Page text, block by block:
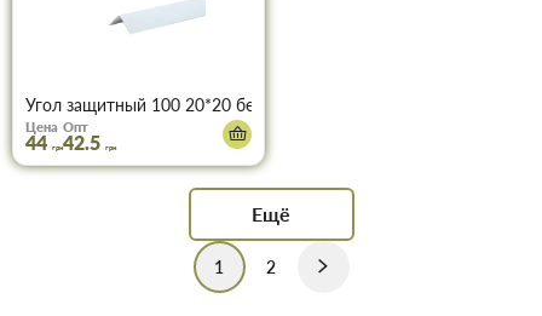
Угол защитный 100 20*20 белый 2,7 м
Цена
44 грн
Опт
42.5 грн
Ещё
1 2